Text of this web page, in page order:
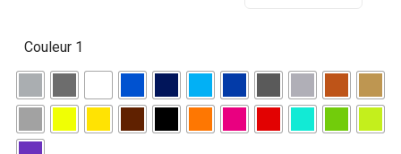
Couleur 1